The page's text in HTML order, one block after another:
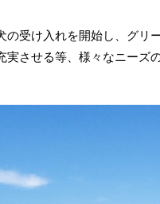
受け入れを開始し、グリ
させる等、様々なニーズ